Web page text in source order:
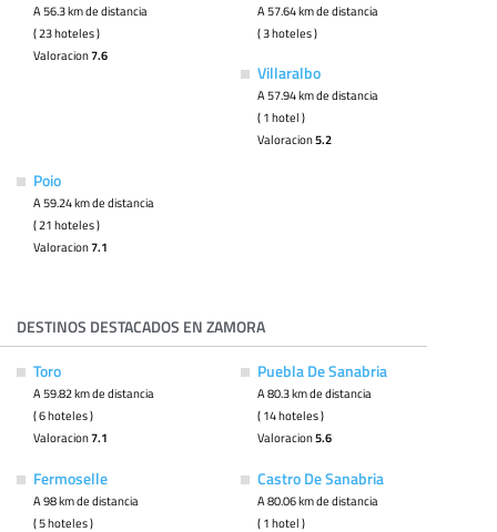
A 56.3 km de distancia
( 23 hoteles )
Valoracion7.6
A 57.64 km de distancia
( 3 hoteles )
Villaralbo
A 57.94 km de distancia
( 1 hotel )
Valoracion5.2
Poio
A 59.24 km de distancia
( 21 hoteles )
Valoracion7.1
DESTINOS DESTACADOS EN ZAMORA
Toro
A 59.82 km de distancia
( 6 hoteles )
Valoracion7.1
Puebla De Sanabria
A 80.3 km de distancia
( 14 hoteles )
Valoracion5.6
Fermoselle
A 98 km de distancia
( 5 hoteles )
Castro De Sanabria
A 80.06 km de distancia
( 1 hotel )